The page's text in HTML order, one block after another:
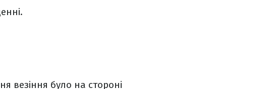
везіння було на стороні